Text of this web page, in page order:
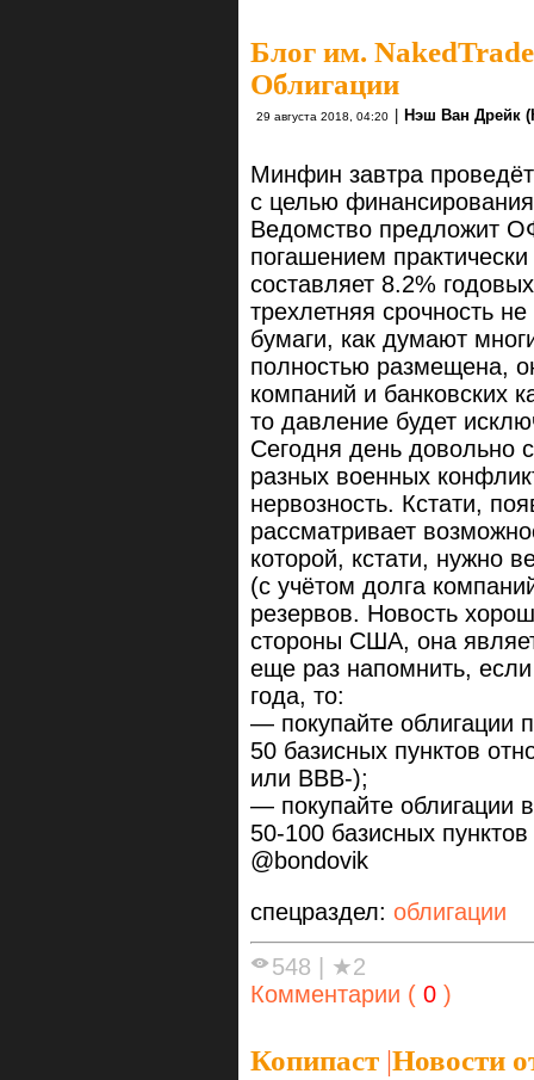
Блог им.
Облигации
29 августа 2018, 04:20 | Нэш Ван Дрейк
Минфин завтра
с целью
Ведомство предложит
погашением
составляет 8.2%
трехлетняя срочность
бумаги, как думают
полностью размещена,
компаний и банковских
то давление будет
Сегодня день довольно
разных военных
нервозность. Кстати,
рассматривает
которой, кстати, нужно
(с учётом долга
резервов. Новость
стороны США, она
еще раз напомнить,
года, то:
— покупайте облигации
50 базисных пунктов
или ВВВ-);
— покупайте облигации
50-100 базисных
@bondovik
спецраздел: облигации
548 | ★2
Комментарии ( 0 )
Копипаст |Новости